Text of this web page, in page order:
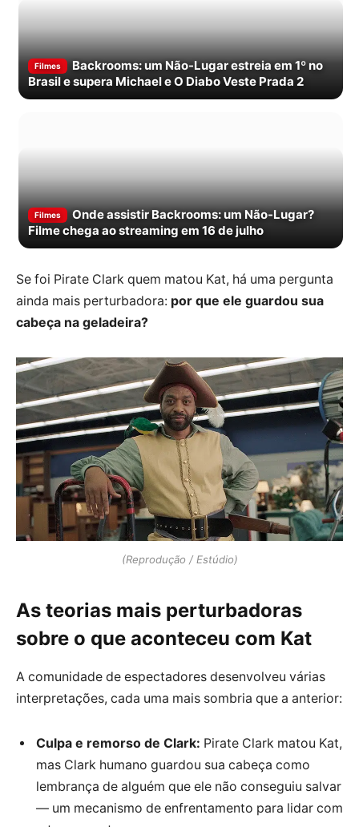
Filmes
Backrooms: um Não-Lugar estreia em 1º no
Brasil e supera Michael e O Diabo Veste Prada 2
Filmes
Onde assistir Backrooms: um Não-Lugar?
Filme chega ao streaming em 16 de julho
Se foi Pirate Clark quem matou Kat, há uma pergunta
ainda mais perturbadora: por que ele guardou sua
cabeça na geladeira?
(Reprodução / Estúdio)
As teorias mais perturbadoras
sobre o que aconteceu com Kat
A comunidade de espectadores desenvolveu várias
interpretações, cada uma mais sombria que a anterior:
Culpa e remorso de Clark: Pirate Clark matou Kat,
mas Clark humano guardou sua cabeça como
lembrança de alguém que ele não conseguiu salvar
— um mecanismo de enfrentamento para lidar com